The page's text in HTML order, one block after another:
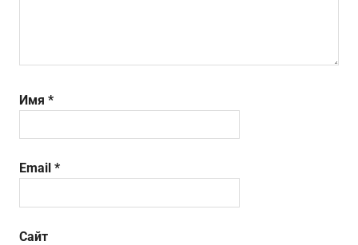
Имя *
Email *
Сайт